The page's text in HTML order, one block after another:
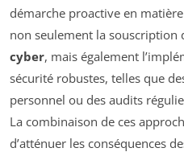
démarche proactive en
non seulement la souscription
cyber, mais également
sécurité robustes, telles que
personnel ou des audits
La combinaison de ces
d’atténuer les conséquences